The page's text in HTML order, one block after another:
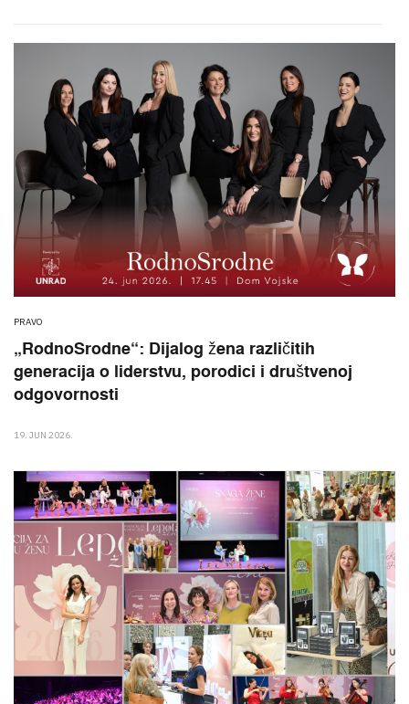
PRAVO
„RodnoSrodne“: Dijalog žena različitih
generacija o liderstvu, porodici i društvenoj
odgovornosti
19. JUN 2026.